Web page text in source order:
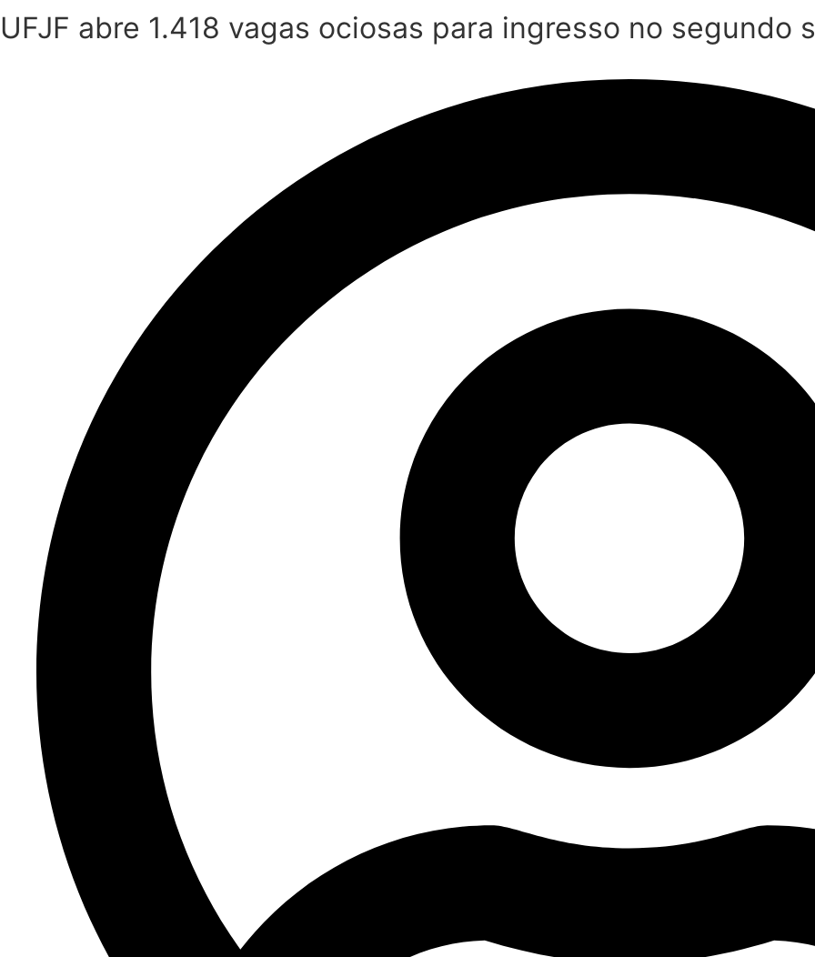
UFJF abre 1.418 vagas ociosas para ingresso no segundo